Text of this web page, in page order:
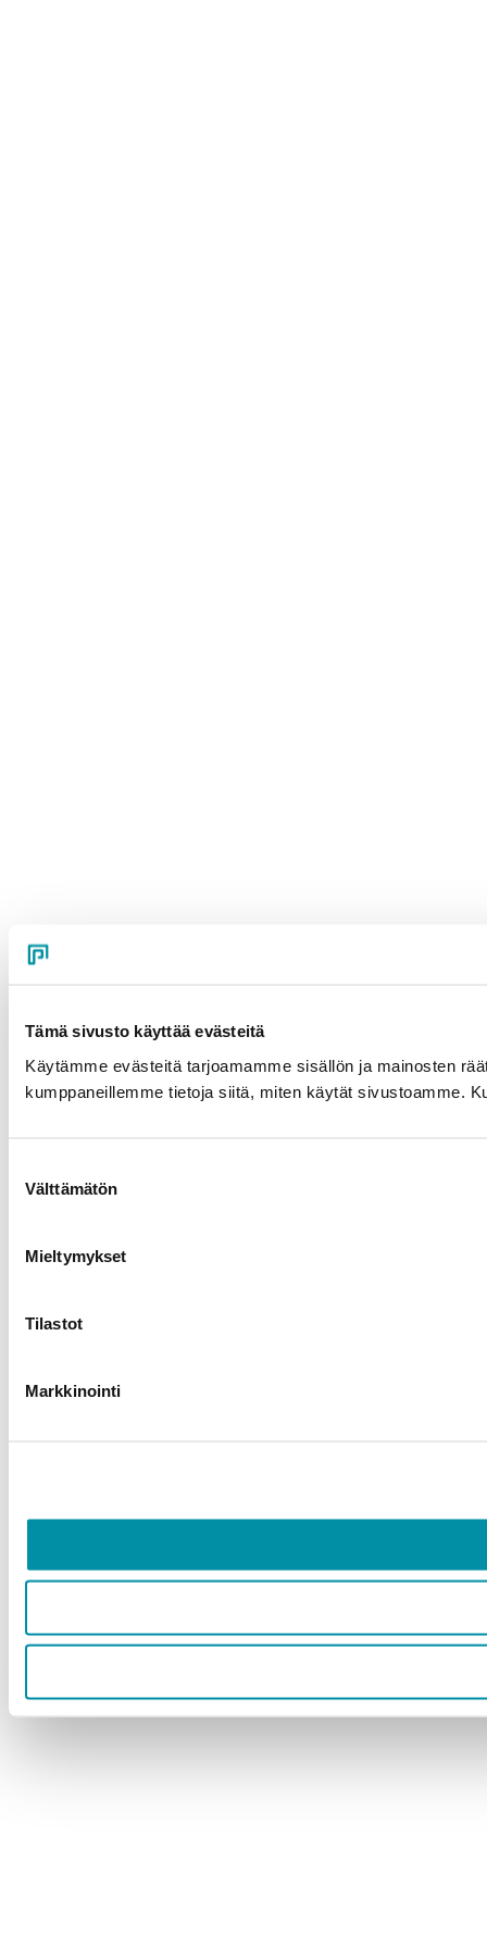
Tämä sivusto käyttää evästeitä
Käytämme evästeitä tarjoamamme sisällön ja mainosten
kumppaneillemme tietoja siitä, miten käytät sivustoamme.
valinta
Välttämätön
Mieltymykset
Tilastot
Markkinointi